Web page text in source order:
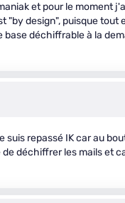
et pour le moment
"by design", puisque
déchiffrable à la
repassé IK car au
déchiffrer les mails et